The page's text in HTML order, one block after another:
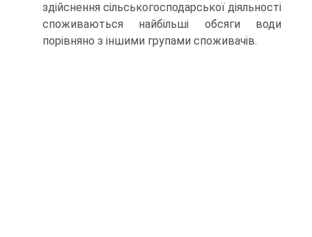
здійснення сільськогосподарської діяльності
спо­живаються найбільші обсяги води
порівняно з іншими групами спо­живачів.